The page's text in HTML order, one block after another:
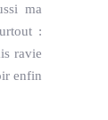
ma
:
ravie
enfin